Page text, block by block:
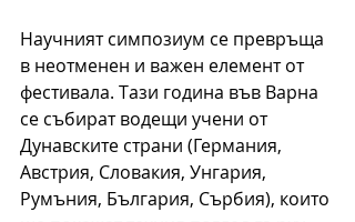
Научният симпозиум се превръща
в неотменен и важен елемент от
фестивала. Тази година във Варна
се събират водещи учени от
Дунавските страни (Германия,
Австрия, Словакия, Унгария,
Румъния, България, Сърбия), които